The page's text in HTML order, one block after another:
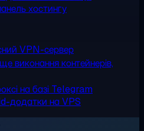
хостингу
VPN-сервер
виконання контейнерів,
на базі Telegram
додатки на VPS